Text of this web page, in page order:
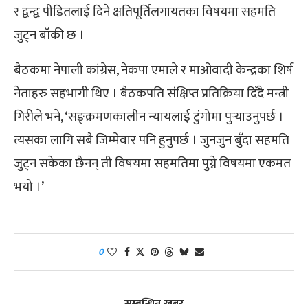
र द्वन्द्व पीडितलाई दिने क्षतिपूर्तिलगायतका विषयमा सहमति
जुट्न बाँकी छ ।
बैठकमा नेपाली कांग्रेस, नेकपा एमाले र माओवादी केन्द्रका शिर्ष
नेताहरु सहभागी थिए । बैठकपति संक्षिप्त प्रतिक्रिया दिँदै मन्त्री
गिरीले भने, ‘सङ्क्रमणकालीन न्यायलाई टुंगोमा पुर्‍याउनुपर्छ ।
त्यसका लागि सबै जिम्मेवार पनि हुनुपर्छ । जुनजुन बुँदा सहमति
जुट्न सकेका छैनन् ती विषयमा सहमतिमा पुग्ने विषयमा एकमत
भयो ।’
0